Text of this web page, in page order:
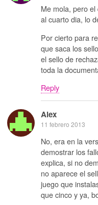
Me mola, pero
al cuarto dia, lo
Por cierto para
que saca los
el sello de
toda la
Reply
Alex
11 febrero 2013
No, era en la
demostrar los
explica, si no
no aparece el
juego que
que cinco y ya,